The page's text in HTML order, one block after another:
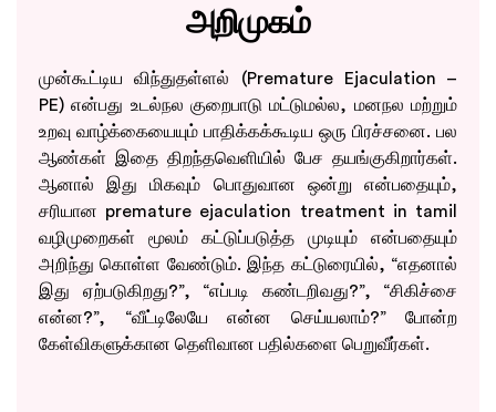
அறிமுகம்
முன்கூட்டிய விந்துதள்ளல் (Premature Ejaculation –
PE) என்பது உடல்நல குறைபாடு மட்டுமல்ல, மனநல மற்றும்
உறவு வாழ்க்கையையும் பாதிக்கக்கூடிய ஒரு பிரச்சனை. பல
ஆண்கள் இதை திறந்தவெளியில் பேச தயங்குகிறார்கள்.
ஆனால் இது மிகவும் பொதுவான ஒன்று என்பதையும்,
சரியான premature ejaculation treatment in tamil
வழிமுறைகள் மூலம் கட்டுப்படுத்த முடியும் என்பதையும்
அறிந்து கொள்ள வேண்டும். இந்த கட்டுரையில், “எதனால்
இது ஏற்படுகிறது?”, “எப்படி கண்டறிவது?”, “சிகிச்சை
என்ன?”, “வீட்டிலேயே என்ன செய்யலாம்?” போன்ற
கேள்விகளுக்கான தெளிவான பதில்களை பெறுவீர்கள்.